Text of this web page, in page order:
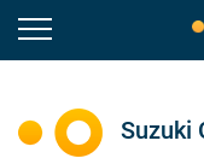
Suzuki